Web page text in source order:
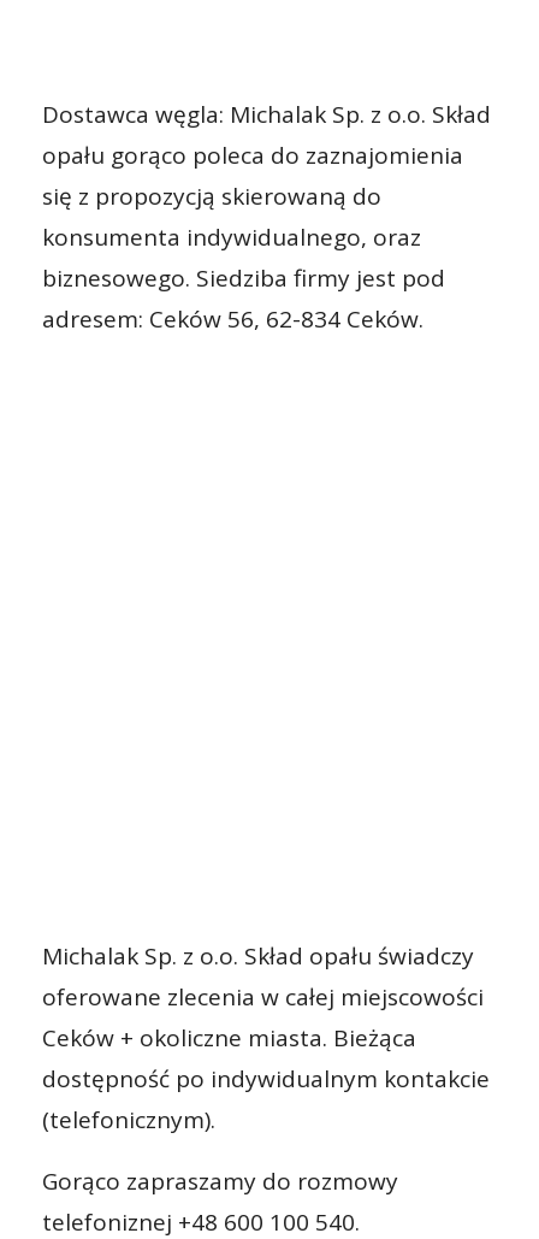
Dostawca węgla: Michalak Sp. z o.o. Skład
opału gorąco poleca do zaznajomienia
się z propozycją skierowaną do
konsumenta indywidualnego, oraz
biznesowego. Siedziba firmy jest pod
adresem: Ceków 56, 62-834 Ceków.
Michalak Sp. z o.o. Skład opału świadczy
oferowane zlecenia w całej miejscowości
Ceków + okoliczne miasta. Bieżąca
dostępność po indywidualnym kontakcie
(telefonicznym).
Gorąco zapraszamy do rozmowy
telefoniznej +48 600 100 540.